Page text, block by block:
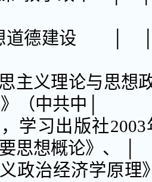
思想道
思主义理论与思
（中共中│
学习出版社
思想概论》、 │
政治经济学原